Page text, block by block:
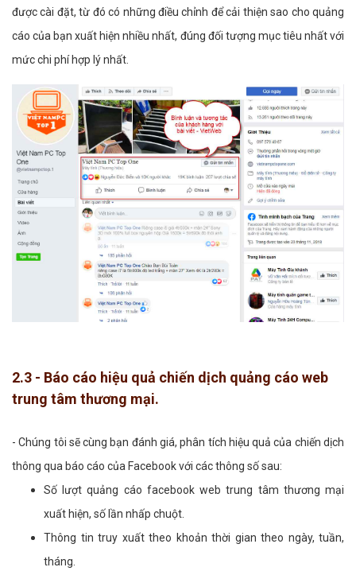
được cài đặt, từ đó có những điều chỉnh để cải thiện sao cho quảng
cáo của bạn xuất hiện nhiều nhất, đúng đối tượng mục tiêu nhất với
mức chi phí hợp lý nhất.
2.3 - Báo cáo hiệu quả chiến dịch quảng cáo web
trung tâm thương mại.
- Chúng tôi sẽ cùng bạn đánh giá, phân tích hiệu quả của chiến dịch
thông qua báo cáo của Facebook với các thông số sau:
Số lượt quảng cáo facebook web trung tâm thương mại
xuất hiện, số lần nhấp chuột.
Thông tin truy xuất theo khoản thời gian theo ngày, tuần,
tháng.